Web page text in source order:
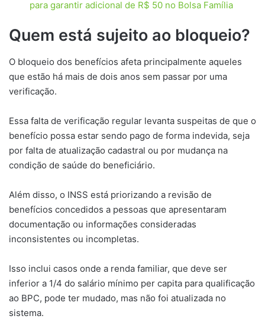
para garantir adicional de R$ 50 no Bolsa Família
Quem está sujeito ao bloqueio?
O bloqueio dos benefícios afeta principalmente aqueles
que estão há mais de dois anos sem passar por uma
verificação.
Essa falta de verificação regular levanta suspeitas de que o
benefício possa estar sendo pago de forma indevida, seja
por falta de atualização cadastral ou por mudança na
condição de saúde do beneficiário.
Além disso, o INSS está priorizando a revisão de
benefícios concedidos a pessoas que apresentaram
documentação ou informações consideradas
inconsistentes ou incompletas.
Isso inclui casos onde a renda familiar, que deve ser
inferior a 1/4 do salário mínimo per capita para qualificação
ao BPC, pode ter mudado, mas não foi atualizada no
sistema.